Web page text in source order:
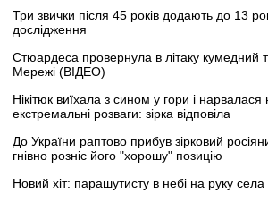
Три звички після 45 років додають до 13
дослідження
Стюардеса провернула в літаку кумедний
Мережі (ВІДЕО)
Нікітюк виїхала з сином у гори і нарвалася
екстремальні розваги: зірка відповіла
До України раптово прибув зірковий
гнівно розніс його "хорошу" позицію
Новий хіт: парашутисту в небі на руку